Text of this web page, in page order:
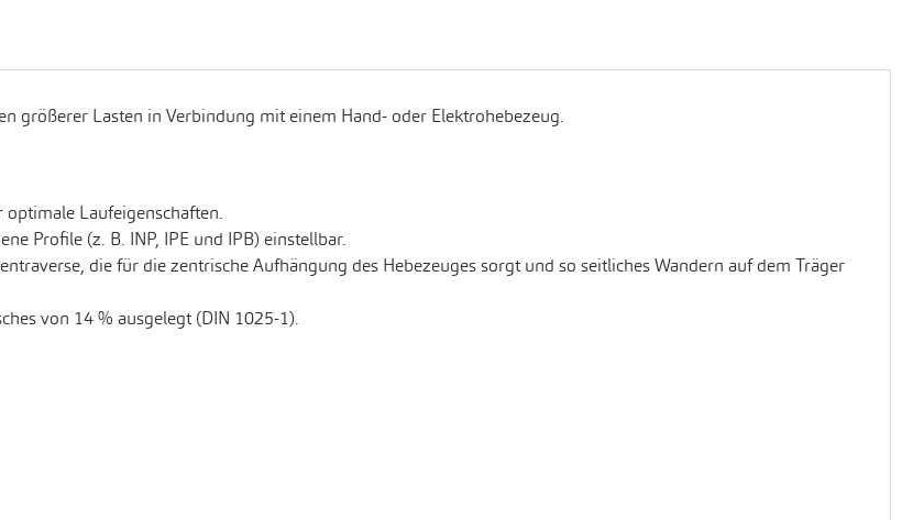
größerer Lasten in Verbindung mit einem Hand- oder Elektrohebezeug.
Laufeigenschaften.
Profile (z. B. INP, IPE und IPB) einstellbar.
die für die zentrische Aufhängung des Hebezeuges sorgt und so seitliches Wandern auf dem Träger
von 14 % ausgelegt (DIN 1025-1).